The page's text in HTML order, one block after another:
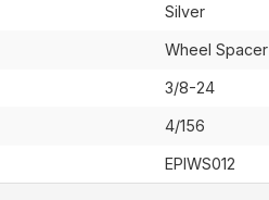
Silver
Wheel Spacer
3/8-24
4/156
EPIWS012